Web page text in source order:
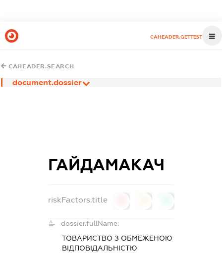
CAHEADER.GETTEST
CAHEADER.SEARCH
document.dossier
ГАЙДАМАКАЧ
riskFactors.title
dossier.fullName:
ТОВАРИСТВО З ОБМЕЖЕНОЮ
ВІДПОВІДАЛЬНІСТЮ